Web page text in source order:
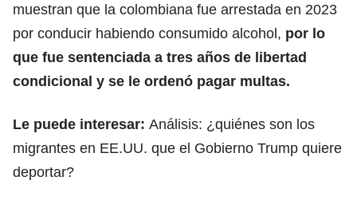
muestran que la colombiana fue arrestada en 2023
por conducir habiendo consumido alcohol, por lo
que fue sentenciada a tres años de libertad
condicional y se le ordenó pagar multas.
Le puede interesar: Análisis: ¿quiénes son los
migrantes en EE.UU. que el Gobierno Trump quiere
deportar?